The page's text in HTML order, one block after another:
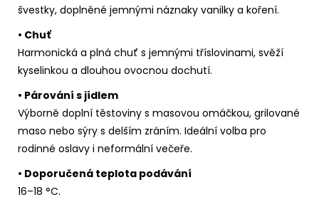
švestky, doplněné jemnými náznaky vanilky a koření.
• Chuť
Harmonická a plná chuť s jemnými tříslovinami, svěží
kyselinkou a dlouhou ovocnou dochutí.
• Párování s jídlem
Výborně doplní těstoviny s masovou omáčkou, grilované
maso nebo sýry s delším zráním. Ideální volba pro
rodinné oslavy i neformální večeře.
• Doporučená teplota podávání
16–18 °C.